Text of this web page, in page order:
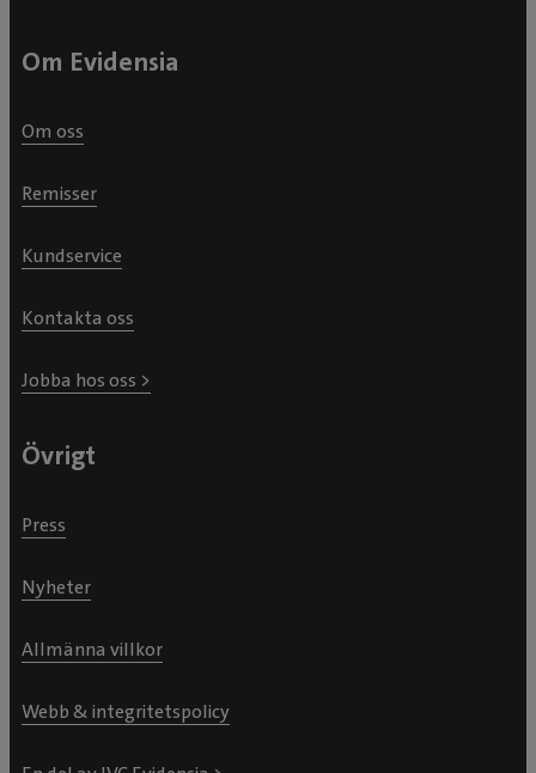
Om Evidensia
Om oss
Remisser
Kundservice
Kontakta oss
Jobba hos oss >
Övrigt
Press
Nyheter
Allmänna villkor
Webb & integritetspolicy